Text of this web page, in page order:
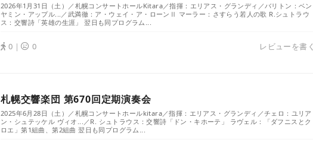
2026年1月31日（土）／札幌コンサートホールKitara／指揮：エリアス・グランディ／バリトン：ベン
ヤミン・アップル...／武満徹：ア・ウェイ・ア・ローンⅡ マーラー：さすらう若人の歌 R.シュトラウ
ス：交響詩「英雄の生涯」 翌日も同プログラム...
0｜ 0 レビューを書く
札幌交響楽団 第670回定期演奏会
2025年6月28日（土）／札幌コンサートホールkitara／指揮：エリアス・グランディ／チェロ：ユリア
ン・シュテッケル ヴィオ...／R. シュトラウス：交響詩「ドン・キホーテ」 ラヴェル：「ダフニスとク
ロエ」第1組曲、第2組曲 翌日も同プログラム...